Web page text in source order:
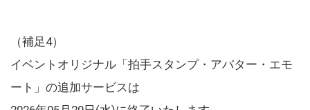
（補足4）
イベントオリジナル「拍手スタンプ・アバター・エモ
ート」の追加サービスは